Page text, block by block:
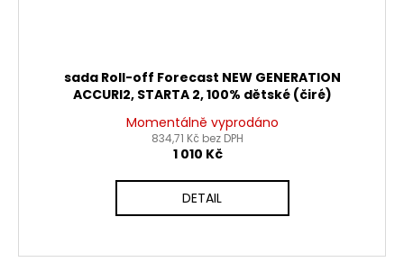
sada Roll-off Forecast NEW GENERATION
ACCURI2, STARTA 2, 100% dětské (čiré)
Momentálně vyprodáno
834,71 Kč bez DPH
1 010 Kč
DETAIL